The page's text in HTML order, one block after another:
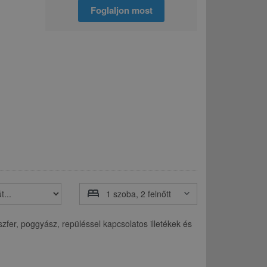
Foglaljon most
bed keyboard_arrow_down
poggyász, repüléssel kapcsolatos illetékek és